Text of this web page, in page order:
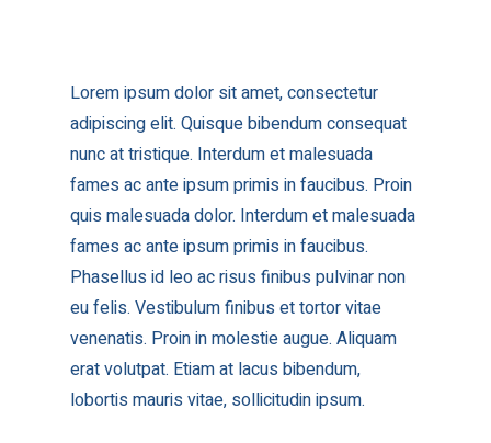
Lorem ipsum dolor sit amet, consectetur
adipiscing elit. Quisque bibendum consequat
nunc at tristique. Interdum et malesuada
fames ac ante ipsum primis in faucibus. Proin
quis malesuada dolor. Interdum et malesuada
fames ac ante ipsum primis in faucibus.
Phasellus id leo ac risus finibus pulvinar non
eu felis. Vestibulum finibus et tortor vitae
venenatis. Proin in molestie augue. Aliquam
erat volutpat. Etiam at lacus bibendum,
lobortis mauris vitae, sollicitudin ipsum.